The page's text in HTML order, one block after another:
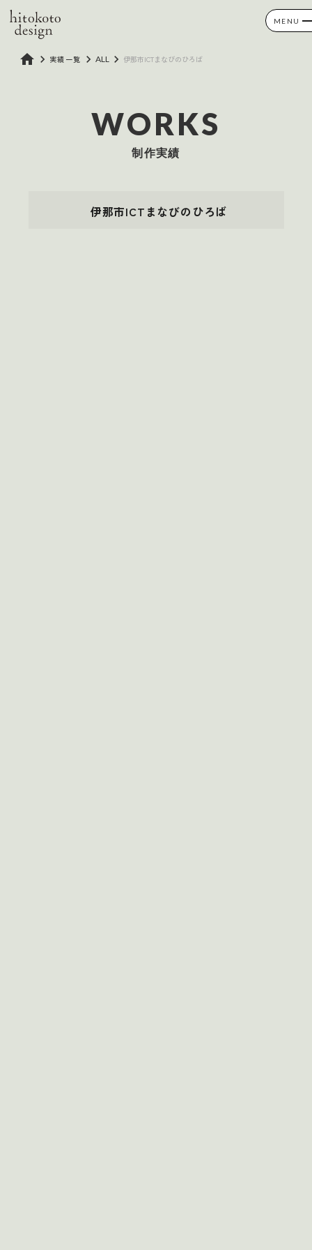
home keyboard_arrow_right 実績一覧 keyboard_arrow_right ALLkeyboard_arrow_right 伊那市ICTまなびのひろば
WORKS
制作実績
伊那市ICTまなびのひろば
MENU